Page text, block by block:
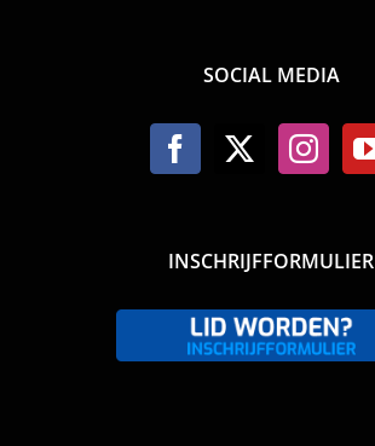
SOCIAL MEDIA
INSCHRIJFFORMULIER